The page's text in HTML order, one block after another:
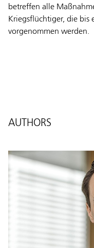
betreffen alle
Kriegsflüchtiger, die bis
vorgenommen werden.
AUTHORS